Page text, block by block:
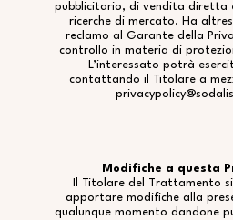
pubblicitario, di vendita diretta
ricerche di mercato. Ha
reclamo al Garante della
controllo in materia di
L’interessato potrà
contattando il Titolare a
Modifiche a questa
Il Titolare del Trattamento
apportare modifiche alla
qualunque momento dandone